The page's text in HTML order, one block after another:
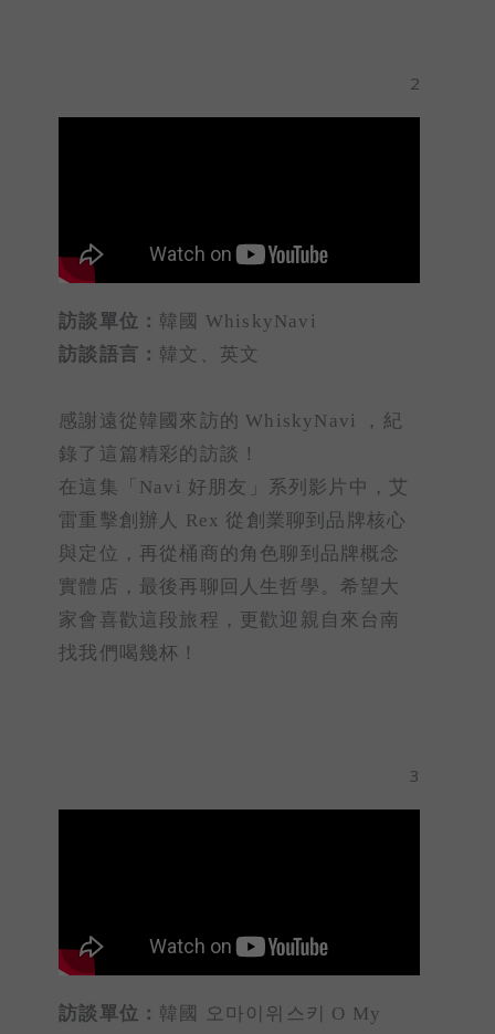
2
訪談單位： 韓國 WhiskyNavi
訪談語言： 韓文、英文
感謝遠從韓國來訪的 WhiskyNavi ，紀
錄了這篇精彩的訪談！
在這集「Navi 好朋友」系列影片中，艾
雷重擊創辦人 Rex 從創業聊到品牌核心
與定位，再從桶商的角色聊到品牌概念
實體店，最後再聊回人生哲學。希望大
家會喜歡這段旅程，更歡迎親自來台南
找我們喝幾杯！
3
訪談單位： 韓國 오마이위스키 O My